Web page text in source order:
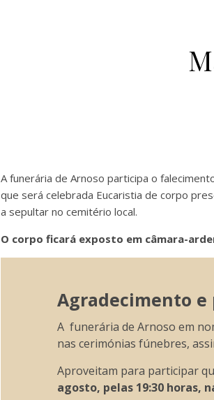
A funerária de Arnoso participa o
que será celebrada Eucaristia de corpo
a sepultar no cemitério local.
O corpo ficará exposto em câmara-
Agradecimento e
A funerária de Arnoso em
nas cerimónias fúnebres,
Aproveitam para participar
agosto, pelas 19:30 horas,